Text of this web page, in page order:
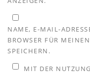
NAME, E-MAIL-
BROWSER FÜR
SPEICHERN.
MIT DER